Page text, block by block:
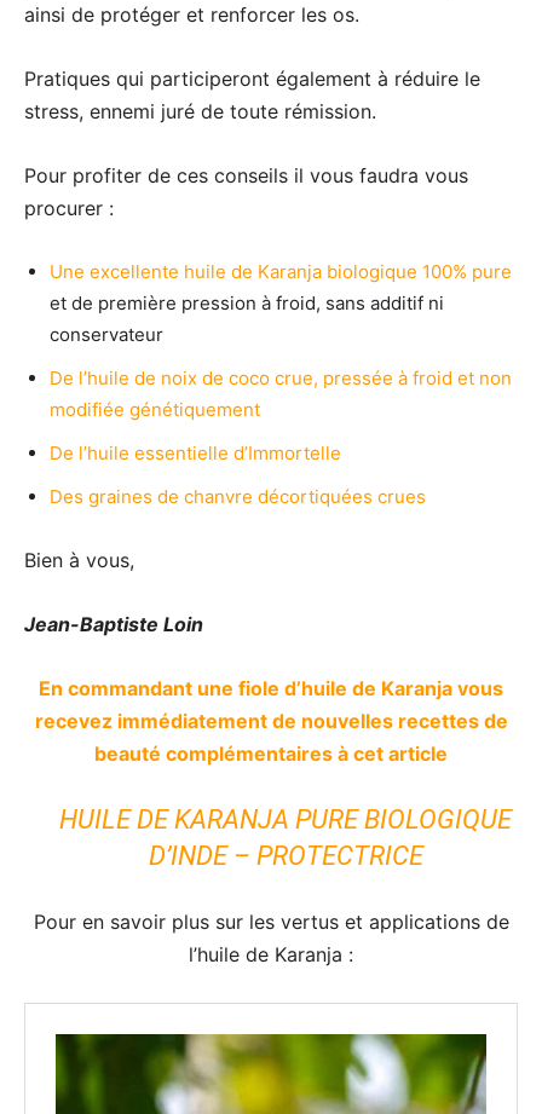
ainsi de protéger et renforcer les os.
Pratiques qui participeront également à réduire le
stress, ennemi juré de toute rémission.
Pour profiter de ces conseils il vous faudra vous
procurer :
Une excellente huile de Karanja biologique 100% pure
et de première pression à froid, sans additif ni
conservateur
De l’huile de noix de coco crue, pressée à froid et non
modifiée génétiquement
De l’huile essentielle d’Immortelle
Des graines de chanvre décortiquées crues
Bien à vous,
Jean-Baptiste Loin
En commandant une fiole d’huile de Karanja vous
recevez immédiatement de nouvelles recettes de
beauté complémentaires à cet article
HUILE DE KARANJA PURE BIOLOGIQUE
D’INDE – PROTECTRICE
Pour en savoir plus sur les vertus et applications de
l’huile de Karanja :